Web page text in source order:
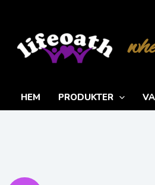
innehåll
HEM PRODUKTER